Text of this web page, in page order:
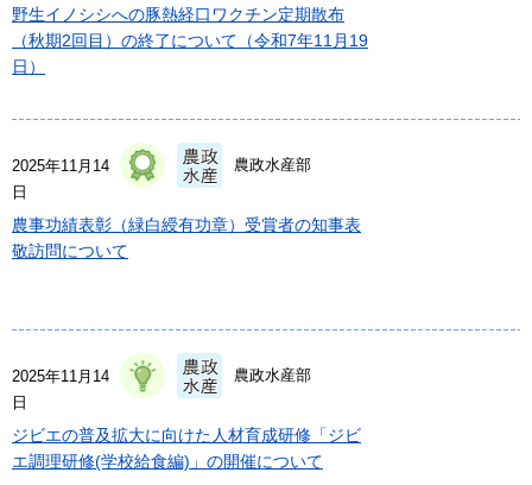
野生イノシシへの豚熱経口ワクチン定期散布
（秋期2回目）の終了について（令和7年11月19
日）
2025年11月14
日
農政水産部
農事功績表彰（緑白綬有功章）受賞者の知事表
敬訪問について
2025年11月14
日
農政水産部
ジビエの普及拡大に向けた人材育成研修「ジビ
エ調理研修(学校給食編)」の開催について